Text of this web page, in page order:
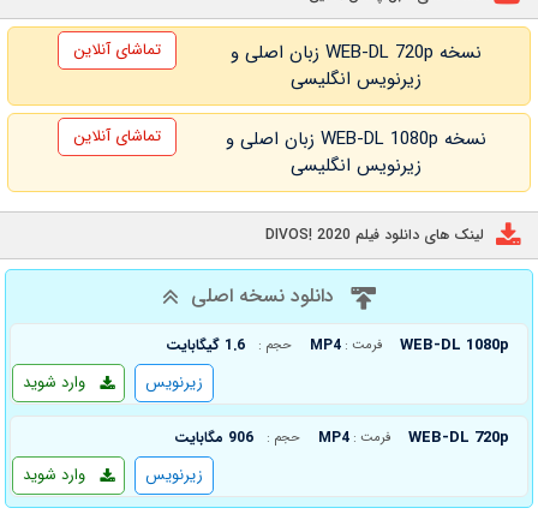
نسخه WEB-DL 720p زبان اصلی و
زیرنویس انگلیسی
تماشای آنلاین
نسخه WEB-DL 1080p زبان اصلی و
زیرنویس انگلیسی
تماشای آنلاین
لینک های دانلود فیلم DIVOS! 2020
دانلود نسخه اصلی
WEB-DL 1080p فرمت : MP4 حجم : 1.6 گیگابایت
وارد شوید زیرنویس
WEB-DL 720p فرمت : MP4 حجم : 906 مگابایت
وارد شوید زیرنویس